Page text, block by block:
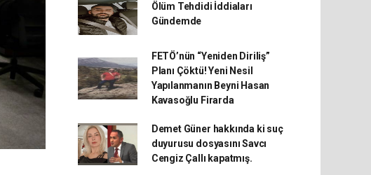
Ölüm Tehdidi İddiaları
Gündemde
FETÖ’nün “Yeniden Diriliş”
Planı Çöktü! Yeni Nesil
Yapılanmanın Beyni Hasan
Kavasoğlu Firarda
Demet Güner hakkında ki suç
duyurusu dosyasını Savcı
Cengiz Çallı kapatmış.